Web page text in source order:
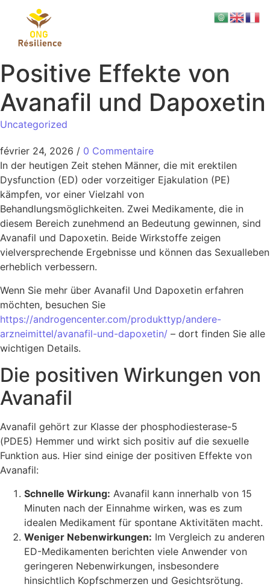
Positive Effekte von
Avanafil und Dapoxetin
Uncategorized
février 24, 2026 / 0 Commentaire
In der heutigen Zeit stehen Männer, die mit erektilen
Dysfunction (ED) oder vorzeitiger Ejakulation (PE)
kämpfen, vor einer Vielzahl von
Behandlungsmöglichkeiten. Zwei Medikamente, die in
diesem Bereich zunehmend an Bedeutung gewinnen, sind
Avanafil und Dapoxetin. Beide Wirkstoffe zeigen
vielversprechende Ergebnisse und können das Sexualleben
erheblich verbessern.
Wenn Sie mehr über Avanafil Und Dapoxetin erfahren
möchten, besuchen Sie
https://androgencenter.com/produkttyp/andere-
arzneimittel/avanafil-und-dapoxetin/ – dort finden Sie alle
wichtigen Details.
Die positiven Wirkungen von
Avanafil
Avanafil gehört zur Klasse der phosphodiesterase-5
(PDE5) Hemmer und wirkt sich positiv auf die sexuelle
Funktion aus. Hier sind einige der positiven Effekte von
Avanafil:
Schnelle Wirkung: Avanafil kann innerhalb von 15
Minuten nach der Einnahme wirken, was es zum
idealen Medikament für spontane Aktivitäten macht.
Weniger Nebenwirkungen: Im Vergleich zu anderen
ED-Medikamenten berichten viele Anwender von
geringeren Nebenwirkungen, insbesondere
hinsichtlich Kopfschmerzen und Gesichtsrötung.